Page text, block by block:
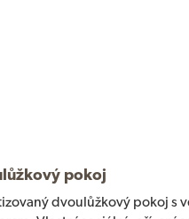
pokoj
dvoulůžkový pokoj s